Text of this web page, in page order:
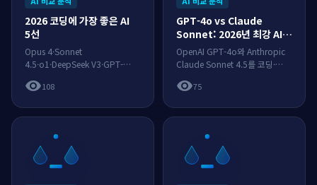
2026 코딩에 가장 좋은 AI
5선
Opus 4·Sonnet
4.5·o1·DeepSeek V3·GPT-
가이드.
visibility108
GPT-4o vs Claude
Sonnet: 2026년 최강 AI
비교
OpenAI GPT-4o와 Anthropic
Claude Sonnet 4.5를 코딩·
비교하고 용도별로 추천합니다.
visibility75